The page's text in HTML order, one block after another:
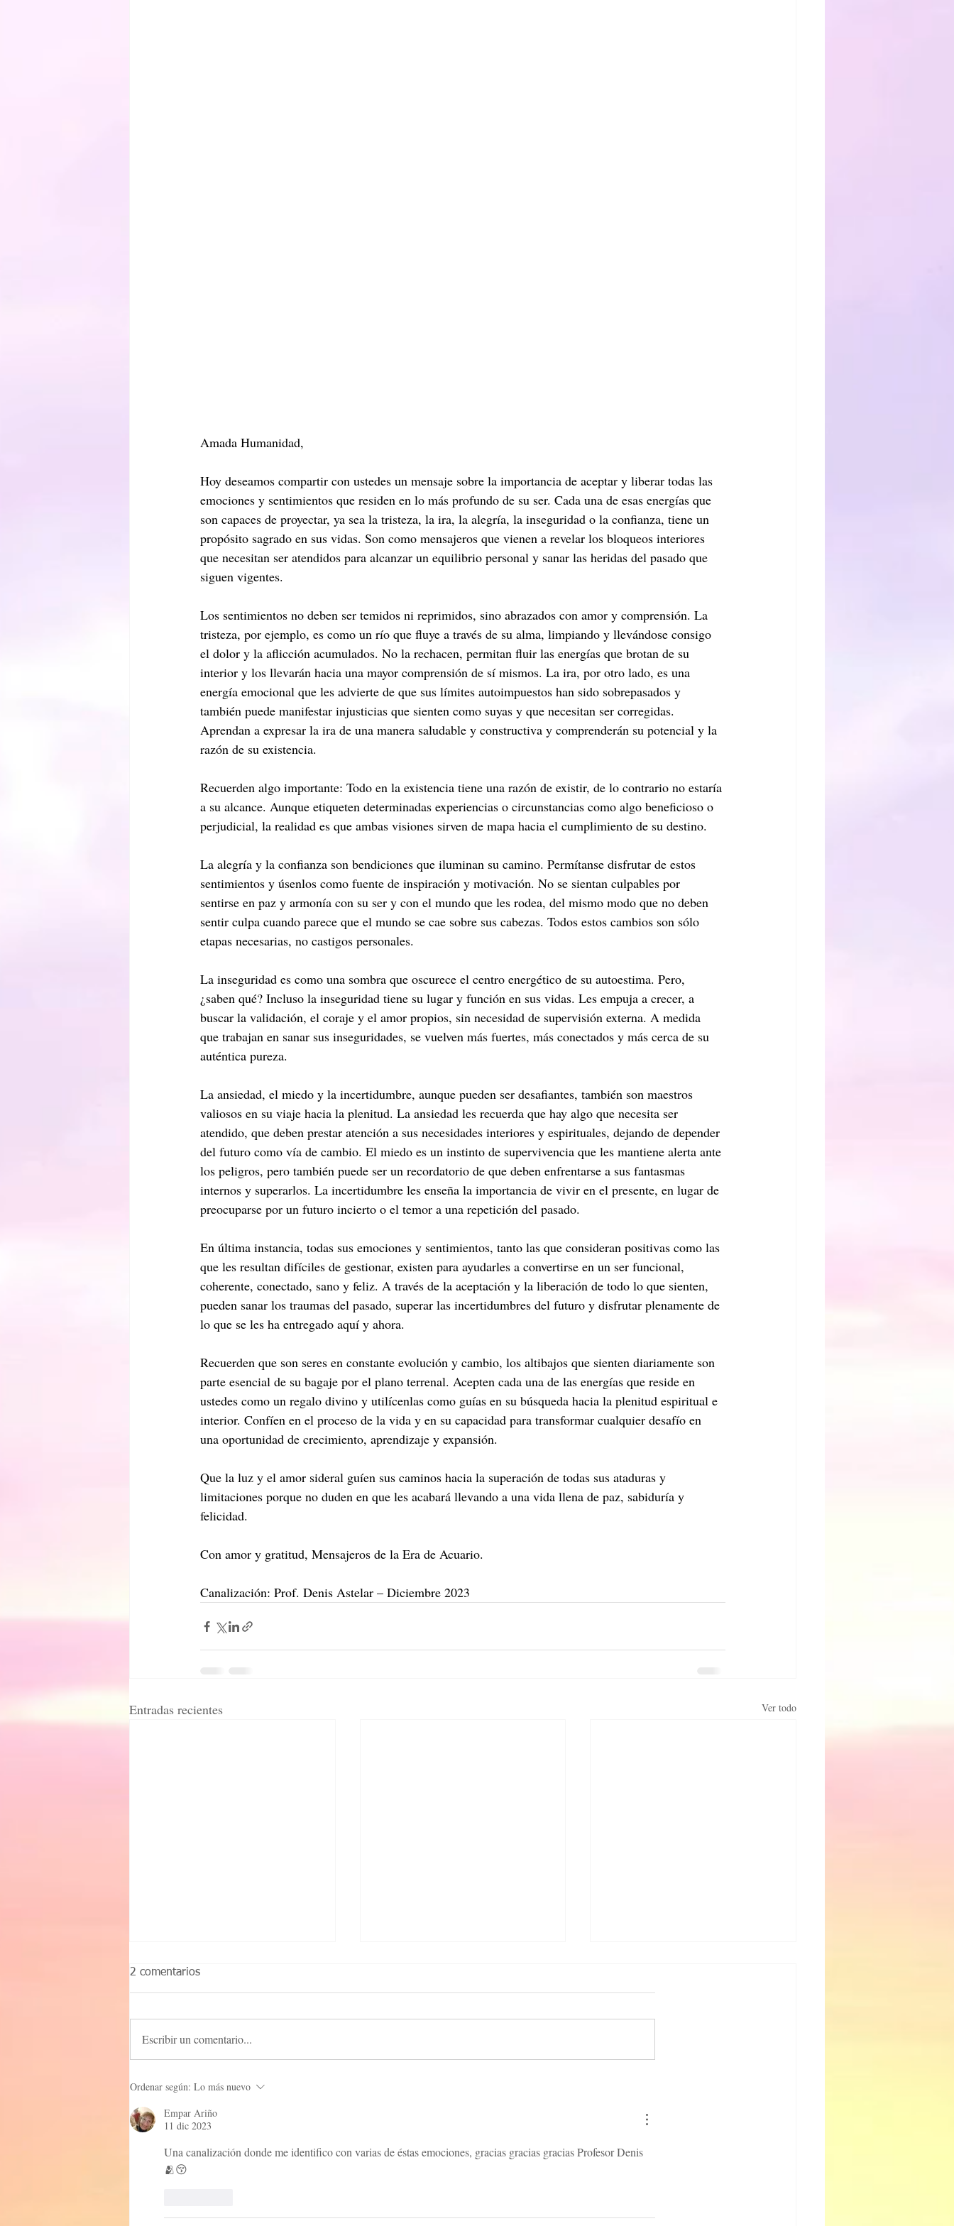
Amada Humanidad,
Hoy deseamos compartir con ustedes un mensaje sobre la importancia de aceptar y liberar todas las
emociones y sentimientos que residen en lo más profundo de su ser. Cada una de esas energías que
son capaces de proyectar, ya sea la tristeza, la ira, la alegría, la inseguridad o la confianza, tiene un
propósito sagrado en sus vidas. Son como mensajeros que vienen a revelar los bloqueos interiores
que necesitan ser atendidos para alcanzar un equilibrio personal y sanar las heridas del pasado que
siguen vigentes.
Los sentimientos no deben ser temidos ni reprimidos, sino abrazados con amor y comprensión. La
tristeza, por ejemplo, es como un río que fluye a través de su alma, limpiando y llevándose consigo
el dolor y la aflicción acumulados. No la rechacen, permitan fluir las energías que brotan de su
interior y los llevarán hacia una mayor comprensión de sí mismos. La ira, por otro lado, es una
energía emocional que les advierte de que sus límites autoimpuestos han sido sobrepasados y
también puede manifestar injusticias que sienten como suyas y que necesitan ser corregidas.
Aprendan a expresar la ira de una manera saludable y constructiva y comprenderán su potencial y la
razón de su existencia.
Recuerden algo importante: Todo en la existencia tiene una razón de existir, de lo contrario no estaría
a su alcance. Aunque etiqueten determinadas experiencias o circunstancias como algo beneficioso o
perjudicial, la realidad es que ambas visiones sirven de mapa hacia el cumplimiento de su destino.
La alegría y la confianza son bendiciones que iluminan su camino. Permítanse disfrutar de estos
sentimientos y úsenlos como fuente de inspiración y motivación. No se sientan culpables por
sentirse en paz y armonía con su ser y con el mundo que les rodea, del mismo modo que no deben
sentir culpa cuando parece que el mundo se cae sobre sus cabezas. Todos estos cambios son sólo
etapas necesarias, no castigos personales.
La inseguridad es como una sombra que oscurece el centro energético de su autoestima. Pero,
¿saben qué? Incluso la inseguridad tiene su lugar y función en sus vidas. Les empuja a crecer, a
buscar la validación, el coraje y el amor propios, sin necesidad de supervisión externa. A medida
que trabajan en sanar sus inseguridades, se vuelven más fuertes, más conectados y más cerca de su
auténtica pureza.
La ansiedad, el miedo y la incertidumbre, aunque pueden ser desafiantes, también son maestros
valiosos en su viaje hacia la plenitud. La ansiedad les recuerda que hay algo que necesita ser
atendido, que deben prestar atención a sus necesidades interiores y espirituales, dejando de depender
del futuro como vía de cambio. El miedo es un instinto de supervivencia que les mantiene alerta ante
los peligros, pero también puede ser un recordatorio de que deben enfrentarse a sus fantasmas
internos y superarlos. La incertidumbre les enseña la importancia de vivir en el presente, en lugar de
preocuparse por un futuro incierto o el temor a una repetición del pasado.
En última instancia, todas sus emociones y sentimientos, tanto las que consideran positivas como las
que les resultan difíciles de gestionar, existen para ayudarles a convertirse en un ser funcional,
coherente, conectado, sano y feliz. A través de la aceptación y la liberación de todo lo que sienten,
pueden sanar los traumas del pasado, superar las incertidumbres del futuro y disfrutar plenamente de
lo que se les ha entregado aquí y ahora.
Recuerden que son seres en constante evolución y cambio, los altibajos que sienten diariamente son
parte esencial de su bagaje por el plano terrenal. Acepten cada una de las energías que reside en
ustedes como un regalo divino y utilícenlas como guías en su búsqueda hacia la plenitud espiritual e
interior. Confíen en el proceso de la vida y en su capacidad para transformar cualquier desafío en
una oportunidad de crecimiento, aprendizaje y expansión.
Que la luz y el amor sideral guíen sus caminos hacia la superación de todas sus ataduras y
limitaciones porque no duden en que les acabará llevando a una vida llena de paz, sabiduría y
felicidad.
Con amor y gratitud, Mensajeros de la Era de Acuario.
Canalización: Prof. Denis Astelar – Diciembre 2023
Entradas recientes Ver todo
2 comentarios
Escribir un comentario...
Ordenar según: Lo más nuevo
Empar Ariño
11 dic 2023
Una canalización donde me identifico con varias de éstas emociones, gracias gracias gracias Profesor Denis
🫂😚